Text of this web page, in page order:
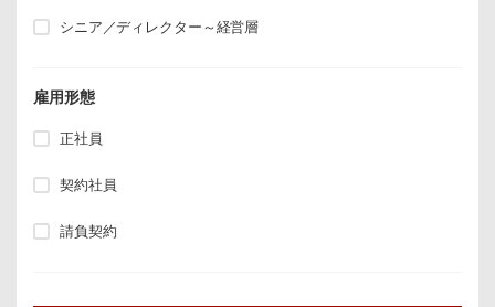
シニア／ディレクター～経営層
雇用形態
正社員
契約社員
請負契約